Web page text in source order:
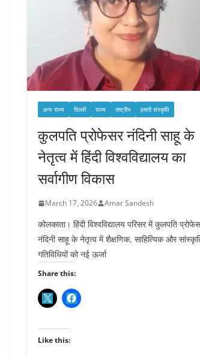
अन्य राज्य दिल्ली राज्य राष्ट्रीय हमारी संस्कृति
कुलपति प्रोफेसर नंदिनी साहू के
नेतृत्व में हिंदी विश्वविद्यालय का
सर्वागीण विकास
March 17, 2026 Amar Sandesh
कोलकाता। हिंदी विश्वविद्यालय परिसर में कुलपति
नंदिनी साहू के नेतृत्व में शैक्षणिक, साहित्यिक और
गतिविधियों को नई ऊर्जा
Share this:
Like this: